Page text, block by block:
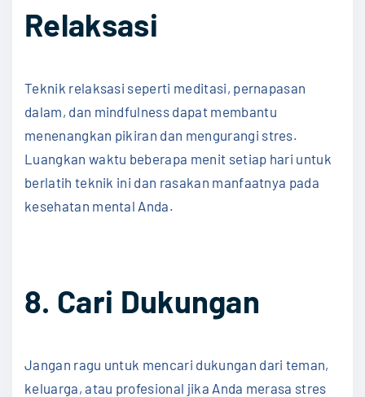
Relaksasi
Teknik relaksasi seperti meditasi, pernapasan
dalam, dan mindfulness dapat membantu
menenangkan pikiran dan mengurangi stres.
Luangkan waktu beberapa menit setiap hari untuk
berlatih teknik ini dan rasakan manfaatnya pada
kesehatan mental Anda.
8. Cari Dukungan
Jangan ragu untuk mencari dukungan dari teman,
keluarga, atau profesional jika Anda merasa stres